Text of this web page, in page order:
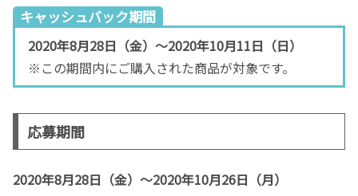
キャッシュバック期間
2020年8月28日（金）～2020年10月11日（日）
※この期間内にご購入された商品が対象です。
応募期間
2020年8月28日（金）～2020年10月26日（月）